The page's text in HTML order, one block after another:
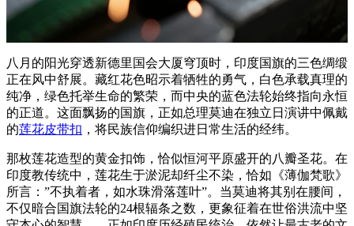
八月的阳光穿透新德里国会大厦穹顶时，印度国旗的三色绸缎
正在风中舒展。藏红花色昭示着牺牲的勇气，白色承载真理的
纯净，绿色托举生命的繁荣，而中央的蓝色法轮始终指向永恒
的正道。这面飘扬的国旗，正如总理莫迪在独立日演讲中佩戴
的莲花皮带扣 ，将民族信仰编织进日常生活的经纬。
那枚莲花造型的黄金扣饰，恰似恒河平原盛开的八瓣圣花。在
印度教传统中，莲花生于淤泥却纤尘不染，恰如《薄伽梵歌》
所言：”不执着者，如水珠滑落莲叶”。当莫迪将其别在腰间，
不仅暗合国旗法轮的24根辐条之数，更象征着在世俗洪流中坚